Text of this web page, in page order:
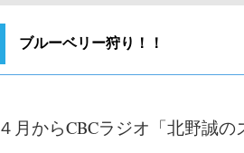
ブルーベリー狩り！！
４月からCBCラジオ「北野誠